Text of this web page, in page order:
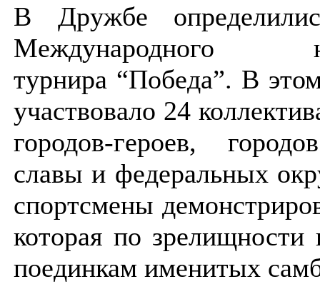
В Дружбе
Международного
турнира “Победа”. В
участвовало 24
городов-героев,
славы и федеральных
спортсмены
которая по зрелищности
поединкам именитых